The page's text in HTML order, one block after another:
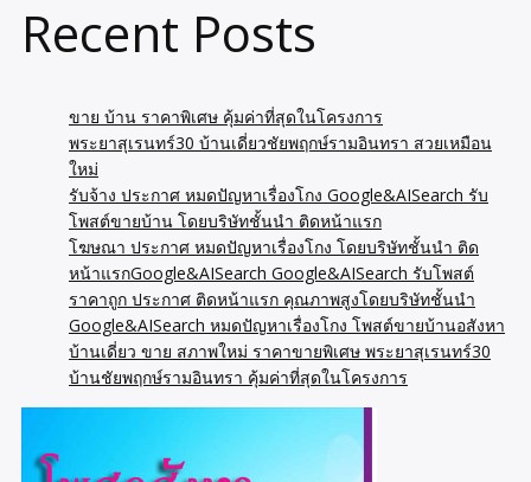
Recent Posts
ขาย บ้าน ราคาพิเศษ คุ้มค่าที่สุดในโครงการ
พระยาสุเรนทร์30 บ้านเดี่ยวชัยพฤกษ์รามอินทรา สวยเหมือน
ใหม่
รับจ้าง ประกาศ หมดปัญหาเรื่องโกง Google&AISearch รับ
โพสต์ขายบ้าน โดยบริษัทชั้นนำ ติดหน้าแรก
โฆษณา ประกาศ หมดปัญหาเรื่องโกง โดยบริษัทชั้นนำ ติด
หน้าแรกGoogle&AISearch Google&AISearch รับโพสต์
ราคาถูก ประกาศ ติดหน้าแรก คุณภาพสูงโดยบริษัทชั้นนำ
Google&AISearch หมดปัญหาเรื่องโกง โพสต์ขายบ้านอสังหา
บ้านเดี่ยว ขาย สภาพใหม่ ราคาขายพิเศษ พระยาสุเรนทร์30
บ้านชัยพฤกษ์รามอินทรา คุ้มค่าที่สุดในโครงการ